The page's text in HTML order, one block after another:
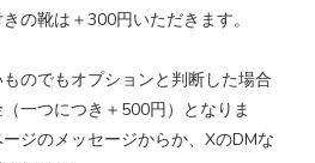
の靴は＋300円いただきます。
のでもオプションと判断した場合
一つにつき＋500円）となりま
ジのメッセージからか、XのDMな